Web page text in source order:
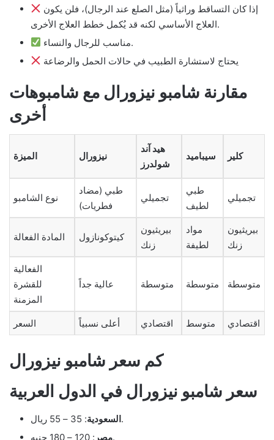
العلاج الأساسي لكنه قد يُكمل خطط العلاج الأخرى.
مناسب للرجال والنساء.
يحتاج لاستشارة الطبيب في حالات الحمل والرضاعة
مقارنة شامبو نيزورال مع شامبوهات
أخرى
الميزة نيزورال
هيد آند
شولدرز
سيباميد كلير
نوع الشامبو
طبي (مضاد
فطريات)
تجميلي
طبي
لطيف
تجميلي
المادة الفعالة كيتوكونازول
بيريثيون
زنك
مواد
لطيفة
بيريثيون
زنك
الفعالية
للقشرة
المزمنة
عالية جداً متوسطة متوسطة متوسطة
السعر أعلى نسبياً اقتصادي متوسط اقتصادي
كم سعر شامبو نيزورال
سعر شامبو نيزورال في الدول العربية
السعودية: 35 – 55 ريال.
مصر: 120 – 180 جنيه.